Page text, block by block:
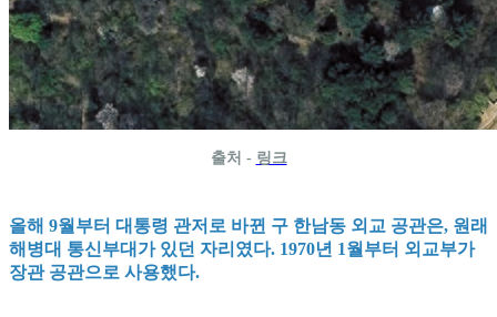
출처 - 링크
올해 9월부터 대통령 관저로 바뀐 구 한남동 외교 공관은, 원래
해병대 통신부대가 있던 자리였다. 1970년 1월부터 외교부가
장관 공관으로 사용했다.